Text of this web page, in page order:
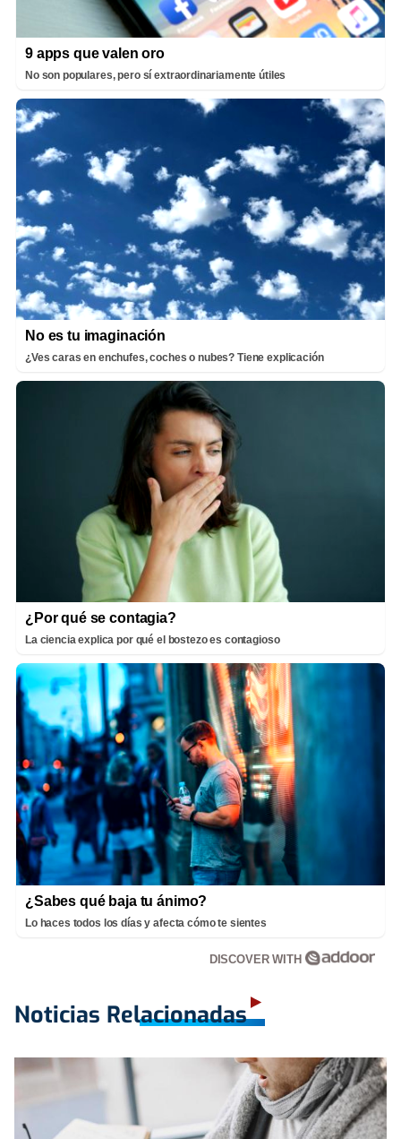
9 apps que valen oro
No son populares, pero sí extraordinariamente útiles
No es tu imaginación
¿Ves caras en enchufes, coches o nubes? Tiene explicación
¿Por qué se contagia?
La ciencia explica por qué el bostezo es contagioso
¿Sabes qué baja tu ánimo?
Lo haces todos los días y afecta cómo te sientes
DISCOVER WITH
Noticias Relacionadas